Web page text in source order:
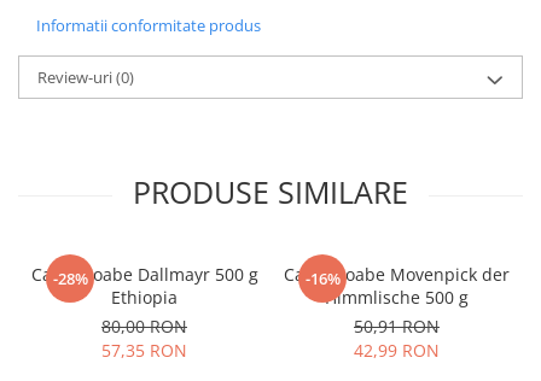
Informatii conformitate produs
Review-uri(0)
PRODUSE SIMILARE
-28%
Cafea boabe Dallmayr 500 g
Ethiopia
80,00 RON
57,35 RON
-16%
Cafea boabe Movenpick der
Himmlische 500 g
50,91 RON
42,99 RON